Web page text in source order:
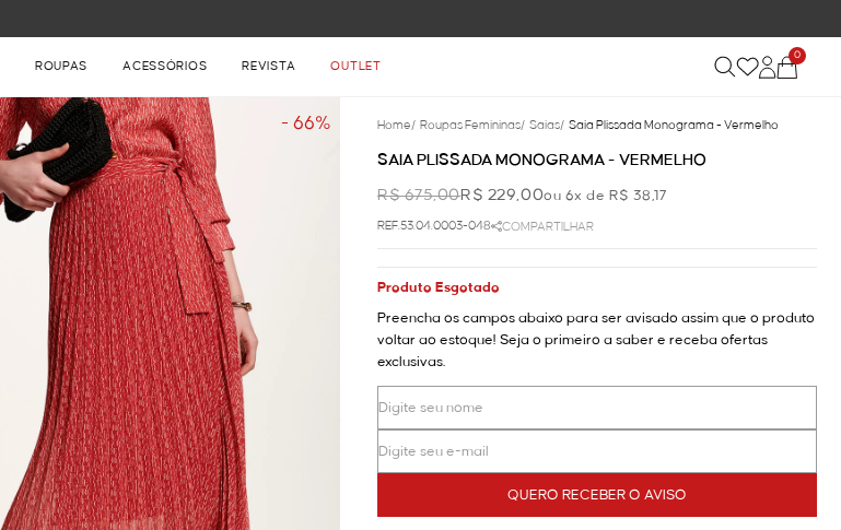
ROUPAS ACESSÓRIOS REVISTA OUTLET
0
- 66% Home/ Roupas Femininas/ Saias/ Saia Plissada Monograma - Vermelho
SAIA PLISSADA MONOGRAMA - VERMELHO
R$ 675,00R$ 229,00ou 6x de R$ 38,17
REF.53.04.0003-048 COMPARTILHAR
Produto Esgotado
Preencha os campos abaixo para ser avisado assim que o produto
voltar ao estoque! Seja o primeiro a saber e receba ofertas
exclusivas.
QUERO RECEBER O AVISO